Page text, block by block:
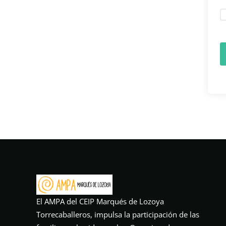
El AMPA del CEIP Marqués de Lozoya
Torrecaballeros, impulsa la participación de las